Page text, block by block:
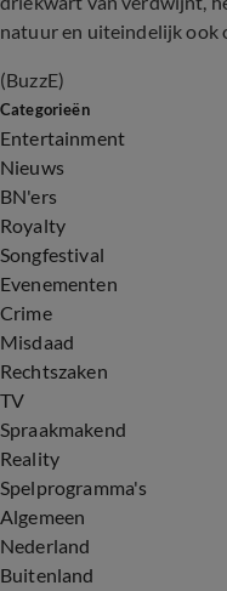
natuur en uiteindelijk ook
(BuzzE)
Categorieën
Entertainment
Nieuws
BN'ers
Royalty
Songfestival
Evenementen
Crime
Misdaad
Rechtszaken
TV
Spraakmakend
Reality
Spelprogramma's
Algemeen
Nederland
Buitenland